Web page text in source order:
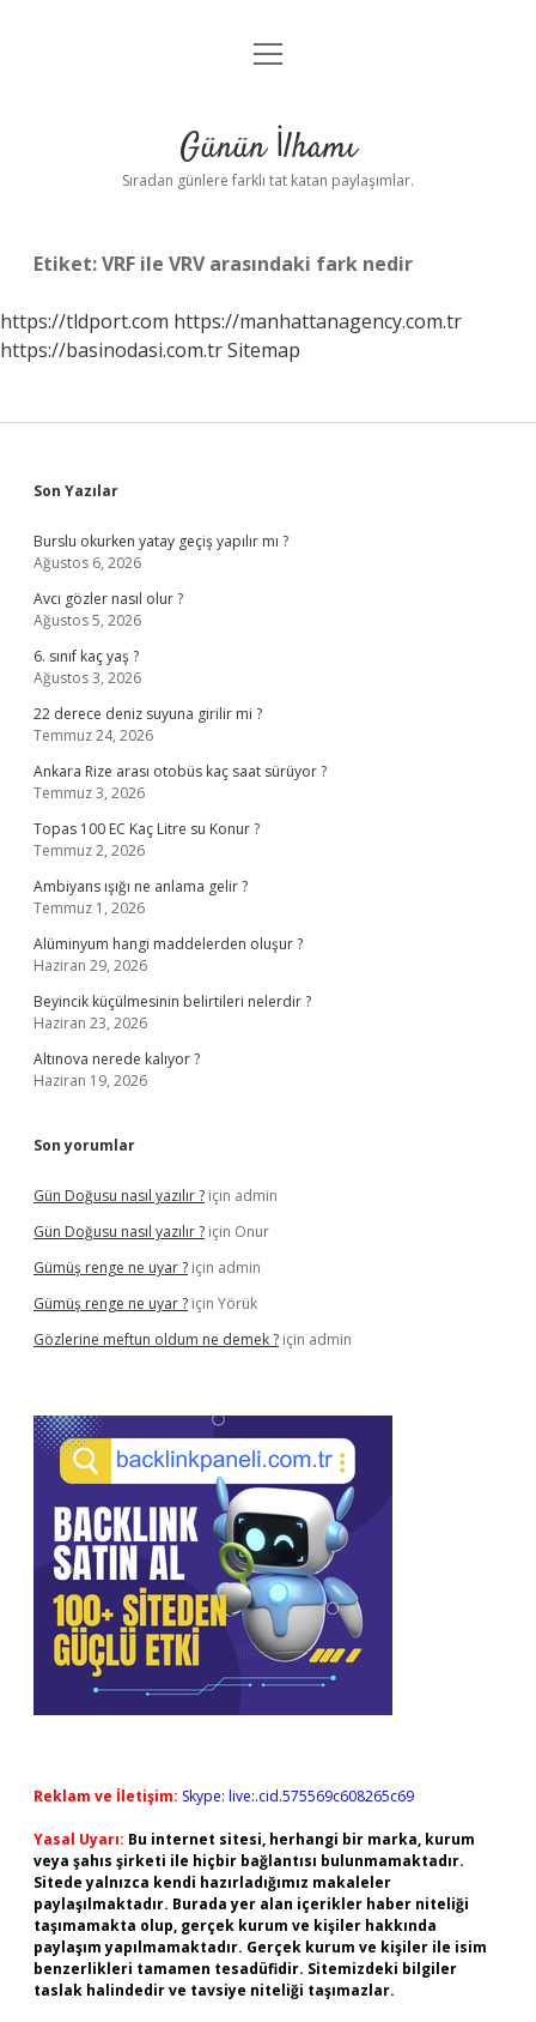
Anasayfa
Yasal Uyarı
menüyü
Günün İlhamı
Sıradan günlere farklı tat katan paylaşımlar.
Etiket:VRF ile VRV arasındaki fark nedir
https://tldport.com https://manhattanagency.com.tr
https://basinodasi.com.trSitemap
Sidebar
Son Yazılar
Burslu okurken yatay geçiş yapılır mı ?
Ağustos 6, 2026
Avcı gözler nasıl olur ?
Ağustos 5, 2026
6. sınıf kaç yaş ?
Ağustos 3, 2026
22 derece deniz suyuna girilir mi ?
Temmuz 24, 2026
Ankara Rize arası otobüs kaç saat sürüyor ?
Temmuz 3, 2026
Topas 100 EC Kaç Litre su Konur ?
Temmuz 2, 2026
Ambiyans ışığı ne anlama gelir ?
Temmuz 1, 2026
Alüminyum hangi maddelerden oluşur ?
Haziran 29, 2026
Beyincik küçülmesinin belirtileri nelerdir ?
Haziran 23, 2026
Altınova nerede kalıyor ?
Haziran 19, 2026
Son yorumlar
Gün Doğusu nasıl yazılır ? için admin
Gün Doğusu nasıl yazılır ? için Onur
Gümüş renge ne uyar ? için admin
Gümüş renge ne uyar ? için Yörük
Gözlerine meftun oldum ne demek ? için admin
Reklam ve İletişim: Skype: live:.cid.575569c608265c69
Yasal Uyarı: Bu internet sitesi, herhangi bir marka, kurum
veya şahıs şirketi ile hiçbir bağlantısı bulunmamaktadır.
Sitede yalnızca kendi hazırladığımız makaleler
paylaşılmaktadır. Burada yer alan içerikler haber niteliği
taşımamakta olup, gerçek kurum ve kişiler hakkında
paylaşım yapılmamaktadır. Gerçek kurum ve kişiler ile isim
benzerlikleri tamamen tesadüfidir. Sitemizdeki bilgiler
taslak halindedir ve tavsiye niteliği taşımazlar.